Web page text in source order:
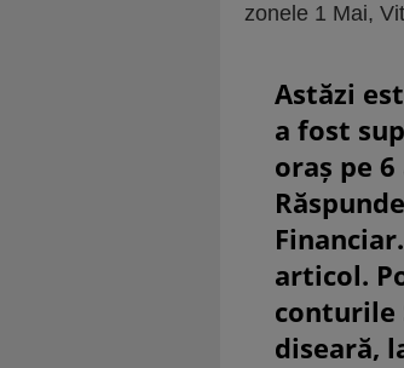
zonele 1 Mai,
Astăzi
a fost
oraș pe
articol.
conturile
diseară,